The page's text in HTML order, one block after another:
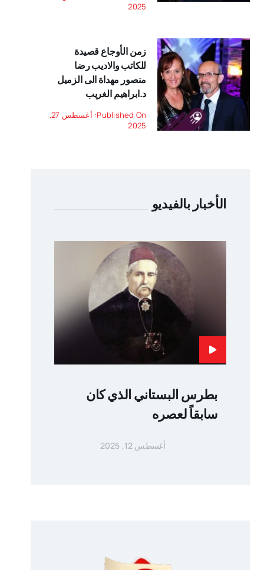
2025
زمن الأوجاع قصيدة
للكاتب والاديب رضا
منصور مهداة الى الزميل
د.ابراهيم الغريب
Published On: أغسطس 27,
2025
الأخبار بالفيديو
بطرس البستاني الذي كان
سابقاً لعصره
أغسطس 12, 2025